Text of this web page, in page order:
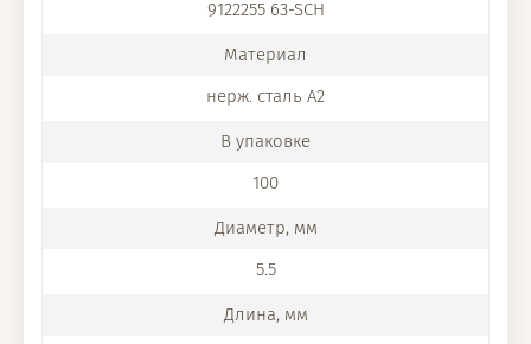
9122255 63-SCH
нерж. сталь A2
100
5.5